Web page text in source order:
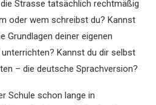
Strasse tatsächlich rechtmäßig
oder wem schreibst du? Kannst
Grundlagen deiner eigenen
Kannst du dir selbst
– die deutsche Sprachversion?
Schule schon lange in